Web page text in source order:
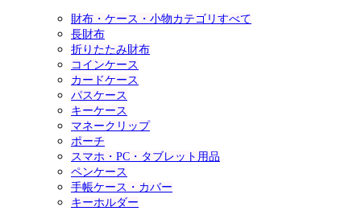
財布・ケース・小物カテゴリすべて
長財布
折りたたみ財布
コインケース
カードケース
パスケース
キーケース
マネークリップ
ポーチ
スマホ・PC・タブレット用品
ペンケース
手帳ケース・カバー
キーホルダー